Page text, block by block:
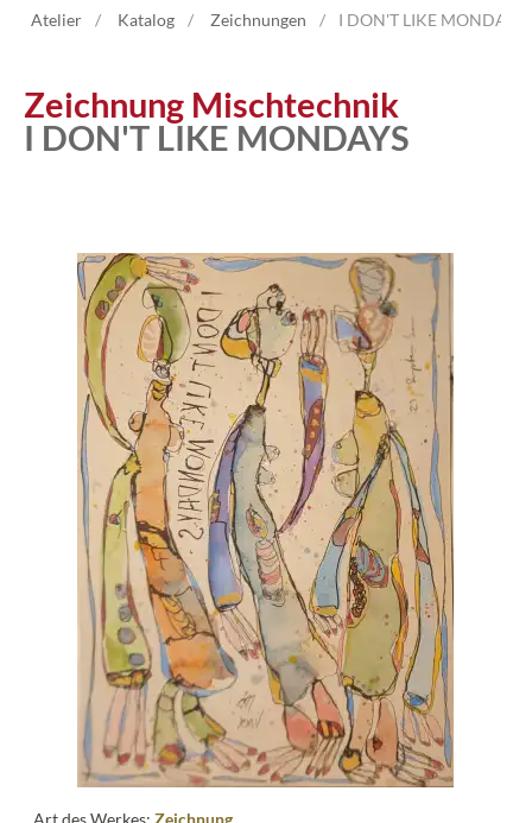
Atelier
Katalog
Vita
News
Kontakt
Atelier Katalog Zeichnungen I DON'T LIKE
Zeichnung Mischtechnik
I DON'T LIKE MONDAYS
Art des Werkes:Zeichnung